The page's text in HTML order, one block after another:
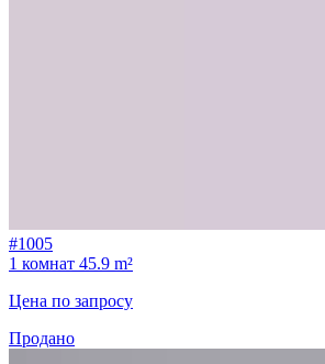
#1005
1 комнат 45.9 m²
Цена по запросу
Продано